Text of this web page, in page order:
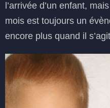
l’arrivée d’un enfant,
mois est toujours un
encore plus quand il